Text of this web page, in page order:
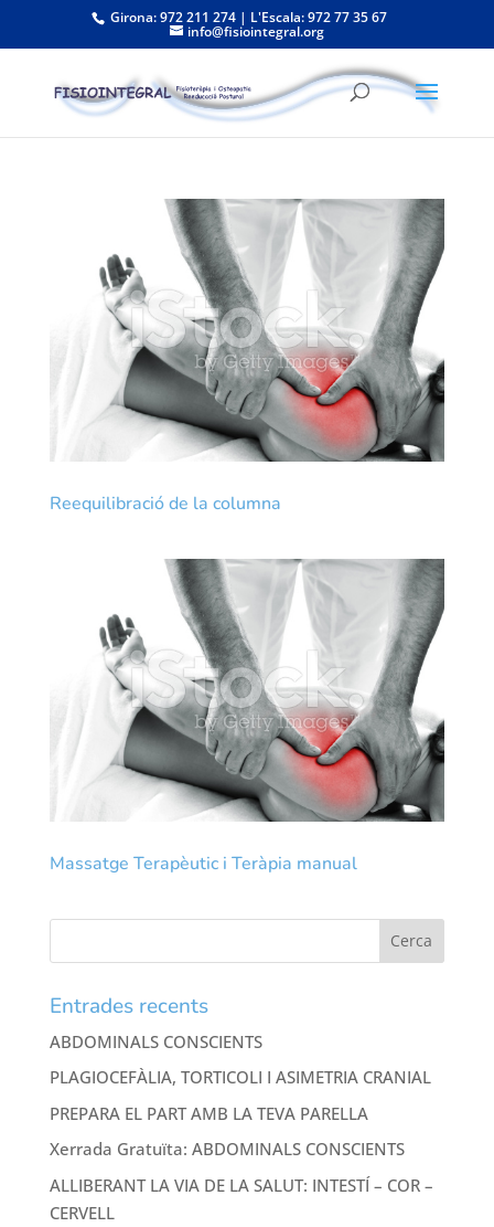
Girona: 972 211 274 | L'Escala: 972 77 35 67
info@fisiointegral.org
Reequilibració de la columna
Massatge Terapèutic i Teràpia manual
Entrades recents
ABDOMINALS CONSCIENTS
PLAGIOCEFÀLIA, TORTICOLI I ASIMETRIA CRANIAL
PREPARA EL PART AMB LA TEVA PARELLA
Xerrada Gratuïta: ABDOMINALS CONSCIENTS
ALLIBERANT LA VIA DE LA SALUT: INTESTÍ – COR –
CERVELL